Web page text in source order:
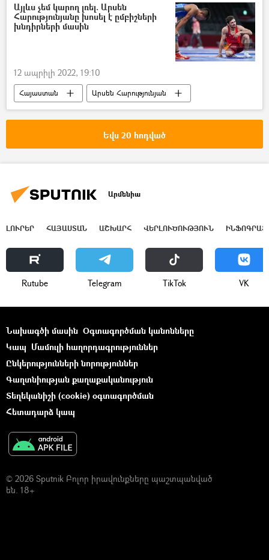
Այլևս չեմ կարող լռել. Արսեն
Հարությունյանը խոսել է ըմբիշների
խնդիրների մասին
12 ապրիլի 2022, 19:10
Հայաստան
Արսեն Հարությունյան
ըմբիշ
Եվս 20 հոդված
Արմենիա
ԼՈՒՐԵՐ ՀԱՅԱՍՏԱՆ ԱՇԽԱՐՀ ՎԵՐԼՈՒԾՈՒԹՅՈՒՆ
Rutube Telegram ТikТоk VK
Նախագծի մասին Օգտագործման կանոնները
Կապ Մամուլի հաղորդագրություններ
Ընկերությունների նորություններ
Գաղտնիության քաղաքականություն
Տեղեկանիշի (cookie) օգտագործման
Հետադարձ կապ
© 2026 Sputnik Բոլոր իրավունքները պաշտպանված
են. 18+